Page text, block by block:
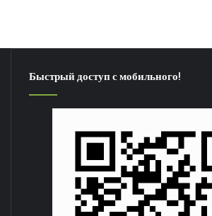
Быстрый доступ с мобильного!